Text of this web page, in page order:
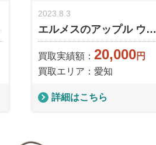
2023.8.3
エルメスのアップル ウ…
買取実績額： 20,000円
買取エリア：愛知
詳細はこちら